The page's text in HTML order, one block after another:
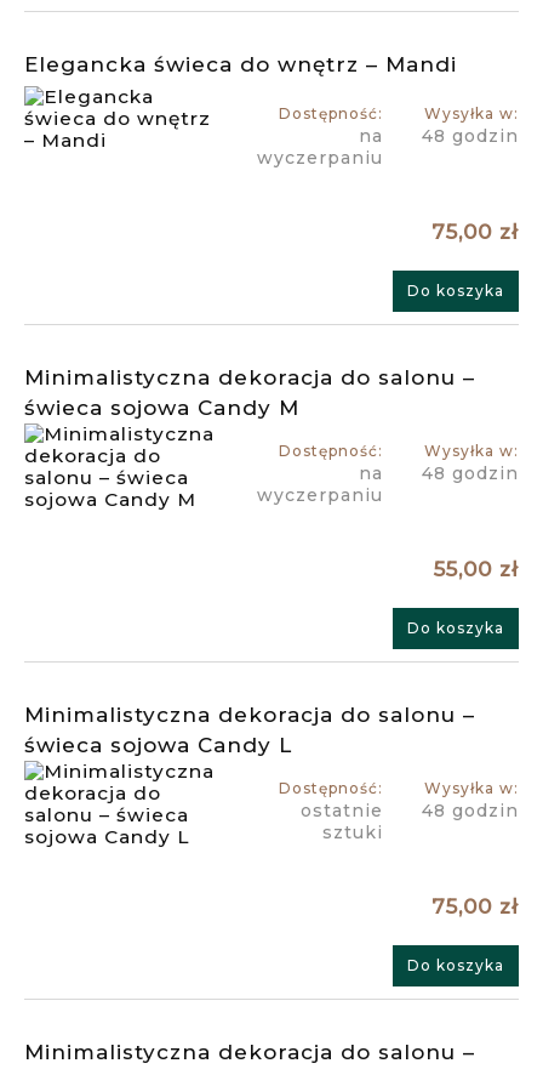
Elegancka świeca do wnętrz – Mandi
Dostępność:
na
wyczerpaniu
Wysyłka w:
48 godzin
75,00 zł
Do koszyka
Minimalistyczna dekoracja do salonu –
świeca sojowa Candy M
Dostępność:
na
wyczerpaniu
Wysyłka w:
48 godzin
55,00 zł
Do koszyka
Minimalistyczna dekoracja do salonu –
świeca sojowa Candy L
Dostępność:
ostatnie
sztuki
Wysyłka w:
48 godzin
75,00 zł
Do koszyka
Minimalistyczna dekoracja do salonu –